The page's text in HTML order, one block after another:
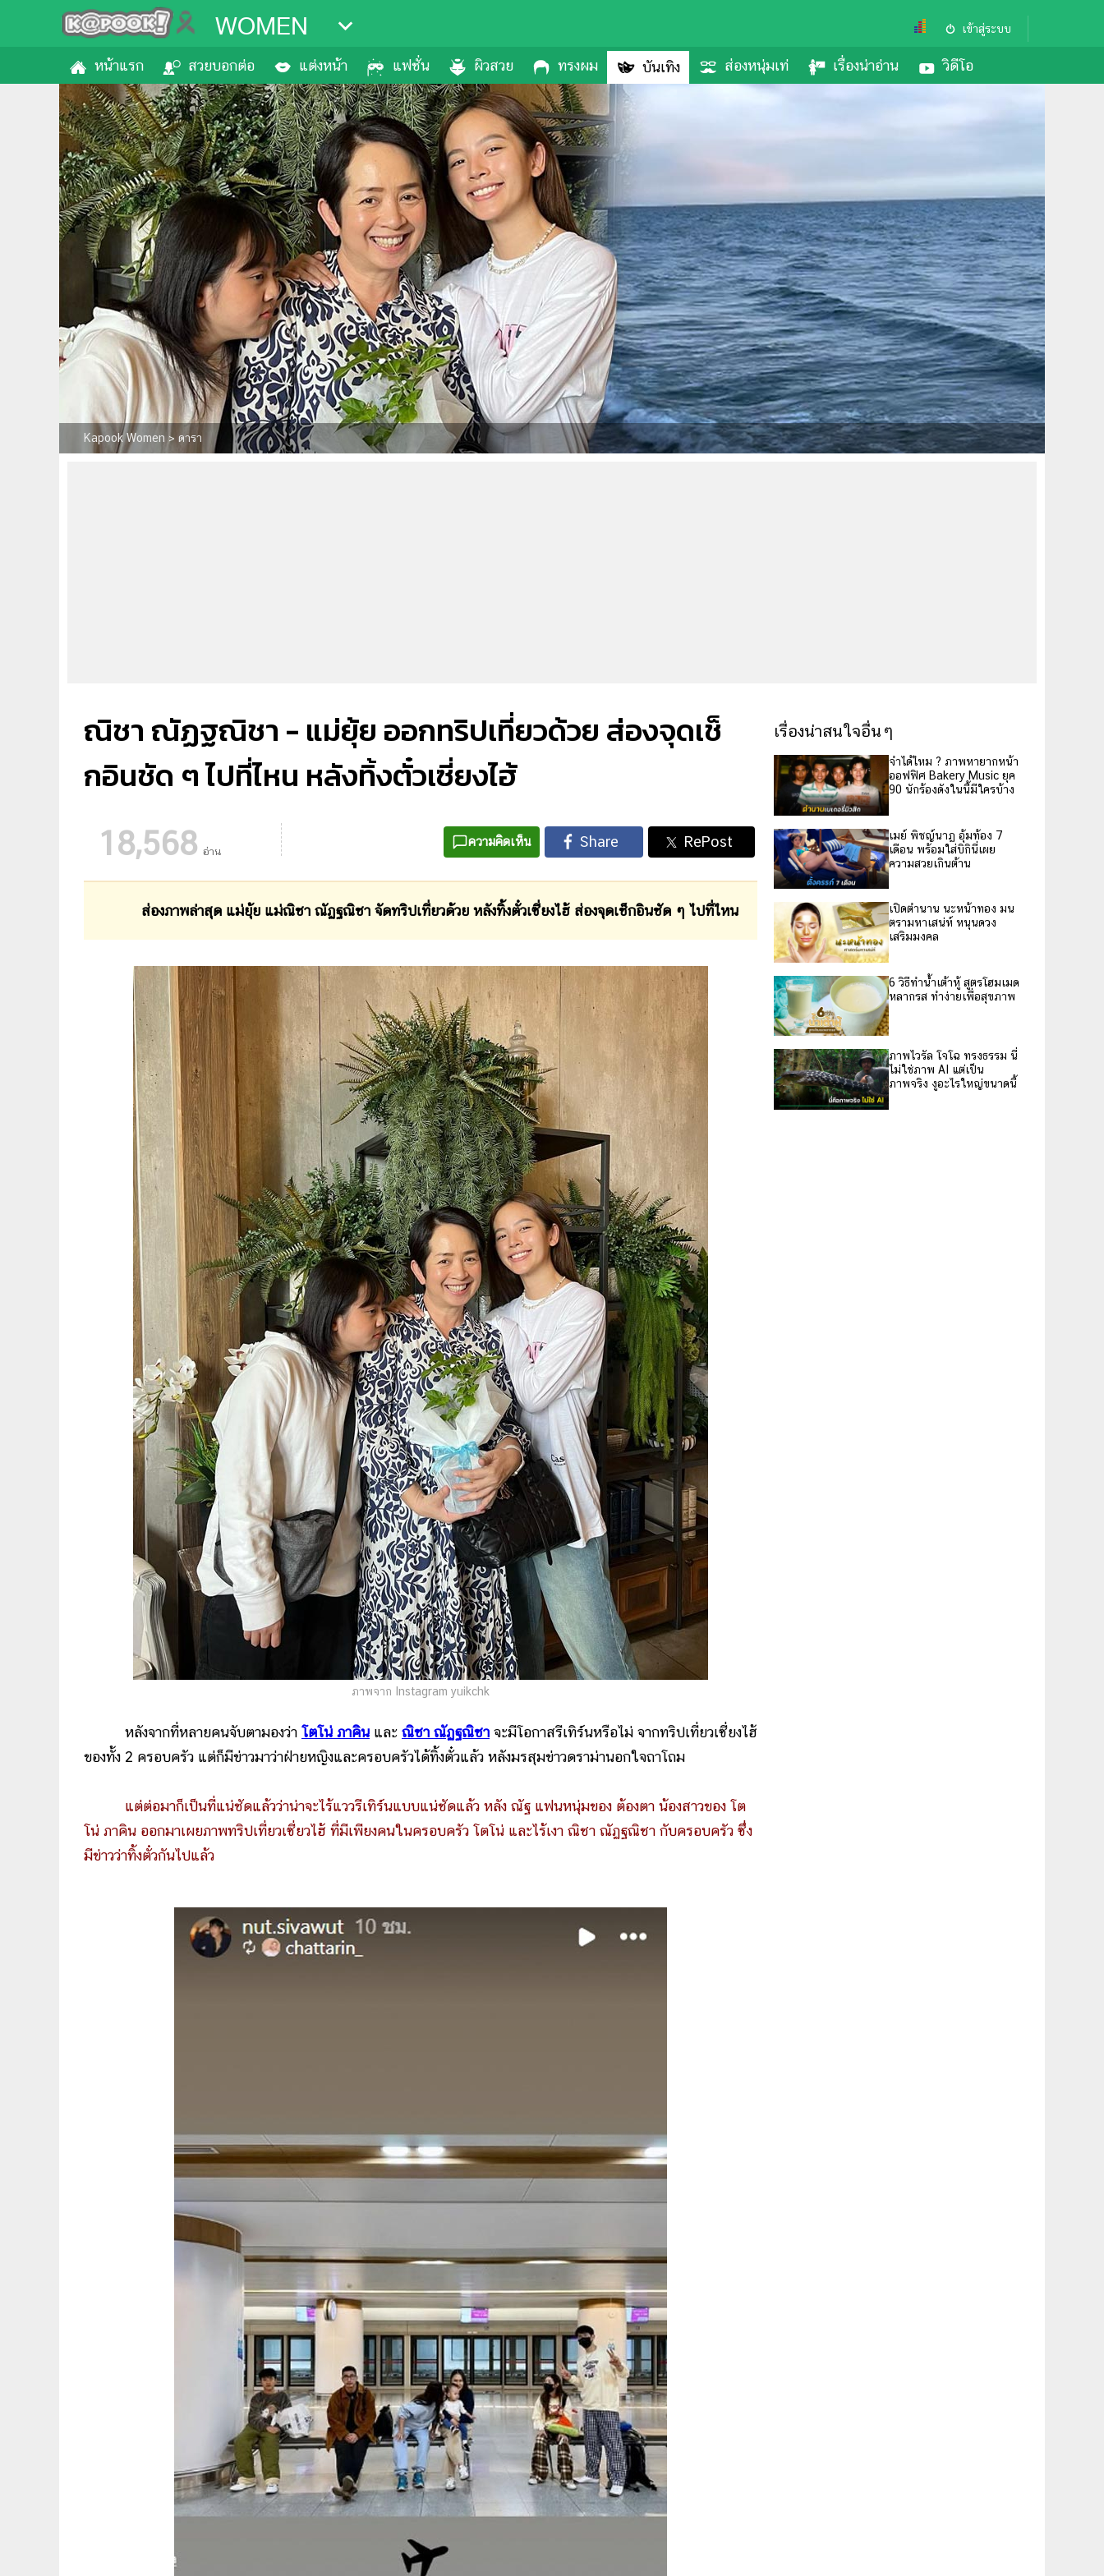
WOMEN เข้าสู่ระบบ
หน้าแรก สวยบอกต่อ แต่งหน้า แฟชั่น ผิวสวย ทรงผม บันเทิง ส่องหนุ่มเท่ เรื่องน่าอ่าน วิดีโอ
Kapook Women > ดารา
ณิชา ณัฏฐณิชา - แม่ยุ้ย ออกทริปเที่ยวด้วย ส่องจุดเช็
กอินชัด ๆ ไปที่ไหน หลังทิ้งตั๋วเซี่ยงไฮ้
18,568 อ่าน
ความคิดเห็น
ส่องภาพล่าสุด แม่ยุ้ย แม่ณิชา ณัฏฐณิชา จัดทริปเที่ยวด้วย หลังทิ้งตั๋วเซี่ยงไฮ้ ส่องจุดเช็กอินชัด ๆ ไปที่ไหน
ภาพจาก Instagram yuikchk
หลังจากที่หลายคนจับตามองว่า โตโน่ ภาคิน และ ณิชา ณัฏฐณิชา จะมีโอกาสรีเทิร์นหรือไม่ จากทริปเที่ยวเซี่ยงไฮ้
ของทั้ง 2 ครอบครัว แต่ก็มีข่าวมาว่าฝ่ายหญิงและครอบครัวได้ทิ้งตั๋วแล้ว หลังมรสุมข่าวดราม่านอกใจถาโถม
แต่ต่อมาก็เป็นที่แน่ชัดแล้วว่าน่าจะไร้แววรีเทิร์นแบบแน่ชัดแล้ว หลัง ณัฐ แฟนหนุ่มของ ต้องตา น้องสาวของ โต
โน่ ภาคิน ออกมาเผยภาพทริปเที่ยวเซี่ยวไฮ้ ที่มีเพียงคนในครอบครัว โตโน่ และไร้เงา ณิชา ณัฏฐณิชา กับครอบครัว ซึ่ง
มีข่าวว่าทิ้งตั๋วกันไปแล้ว
เรื่องน่าสนใจอื่นๆ
จำได้ไหม ? ภาพหายากหน้า
ออฟฟิศ Bakery Music ยุค
90 นักร้องดังในนี้มีใครบ้าง
เมย์ พิชญ์นาฏ อุ้มท้อง 7
เดือน พร้อมใส่บิกินี่เผย
ความสวยเกินต้าน
เปิดตำนาน นะหน้าทอง มน
ตรามหาเสน่ห์ หนุนดวง
เสริมมงคล
6 วิธีทำน้ำเต้าหู้ สูตรโฮมเมด
หลากรส ทำง่ายเพื่อสุขภาพ
ภาพไวรัล โจโฉ ทรงธรรม นี่
ไม่ใช่ภาพ AI แต่เป็น
ภาพจริง งูอะไรใหญ่ขนาดนี้